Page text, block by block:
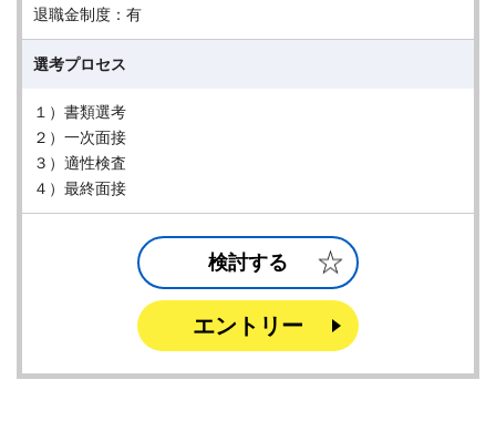
退職金制度：有
選考プロセス
１）書類選考
２）一次面接
３）適性検査
４）最終面接
検討する
エントリー